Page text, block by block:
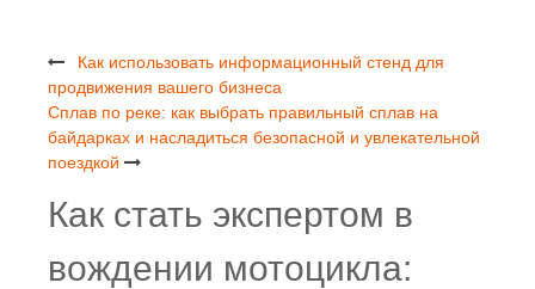
Как использовать информационный стенд для
продвижения вашего бизнеса
Сплав по реке: как выбрать правильный сплав на
байдарках и насладиться безопасной и увлекательной
поездкой
Как стать экспертом в
вождении мотоцикла: